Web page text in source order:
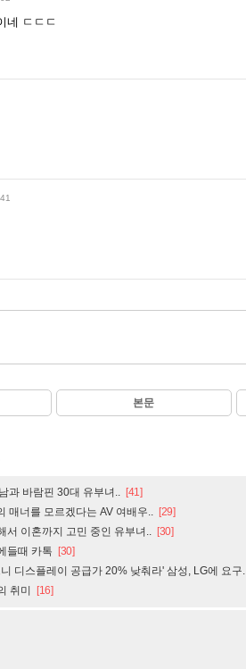
네 ㄷㄷㄷ
본문
과 바람핀 30대 유부녀.. [41]
매너를 모르겠다는 AV 여배우.. [29]
서 이혼까지 고민 중인 유부녀.. [30]
들때 카톡 [30]
디스플레이 공급가 20% 낮춰라' 삼성, LG에 요구.
취미 [16]